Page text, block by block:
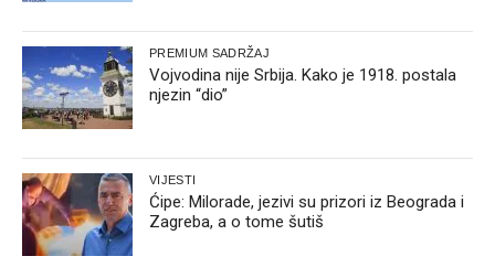
PREMIUM SADRŽAJ
Vojvodina nije Srbija. Kako je 1918. postala
njezin “dio”
VIJESTI
Ćipe: Milorade, jezivi su prizori iz Beograda i
Zagreba, a o tome šutiš